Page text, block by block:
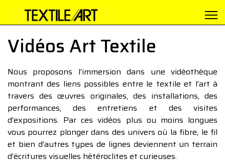
Vidéos Art Textile
Nous proposons l’immersion dans une vidéothèque
montrant des liens possibles entre le textile et l’art à
travers des œuvres originales, des installations, des
performances, des entretiens et des visites
d’expositions. Par ces vidéos plus ou moins longues
vous pourrez plonger dans des univers où la fibre, le fil
et bien d’autres types de lignes deviennent un terrain
d’écritures visuelles hétéroclites et curieuses.